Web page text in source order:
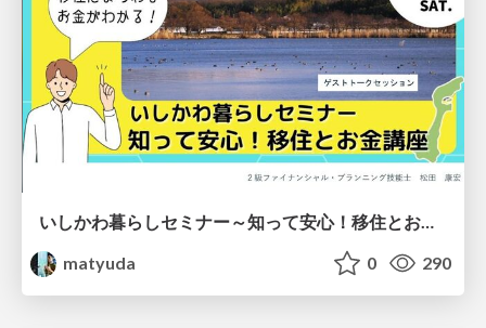
いしかわ暮らしセミナー～知って安心！移住とお金講座～
matyuda
0 290